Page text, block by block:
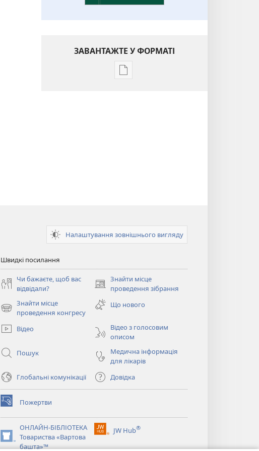
ЗАВАНТАЖТЕ У ФОРМАТІ
Параметри
Налаштування зовнішнього вигляду
Швидкі посилання
Чи бажаєте, щоб вас
відвідали?
Знайти місце
проведення зібрання
(відкривається
новому
Знайти місце
проведення конгресу
(відкривається
новому
Що нового
Відео
Відео з голосовим
описом
Пошук
Медична інформація
для лікарів
Глобальні комунікації
Довідка
Пожертви
(відкривається
у
новому
вікні)
ОНЛАЙН-БІБЛІОТЕКА
Товариства «Вартова
башта»™
(відкривається
JW Hub®
(відкривається